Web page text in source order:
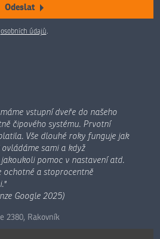
Odeslat
osobních údajů.
vstupní dveře do našeho
čipového systému. Prvotní
Vše dlouhé roky funguje jak
ovládáme sami a když
pomoc v nastavení atd.
ochotné a stoprocentně
Google 2025)
2380, Rakovník